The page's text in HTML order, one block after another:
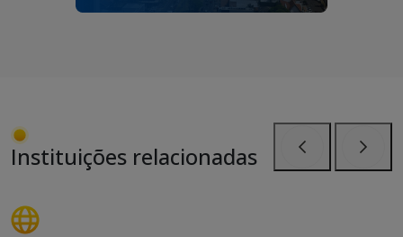
Instituições relacionadas